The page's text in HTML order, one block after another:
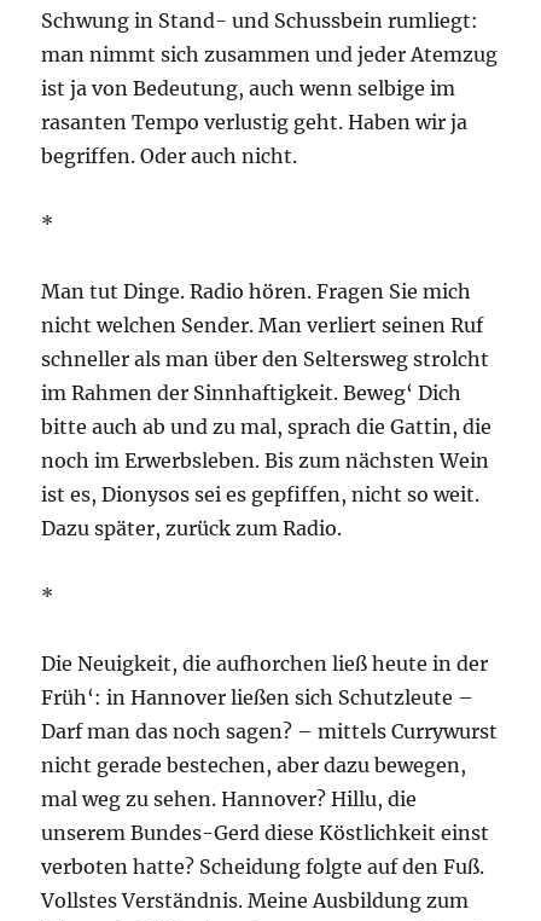
Schwung in Stand- und Schussbein rumliegt:
man nimmt sich zusammen und jeder Atemzug
ist ja von Bedeutung, auch wenn selbige im
rasanten Tempo verlustig geht. Haben wir ja
begriffen. Oder auch nicht.
*
Man tut Dinge. Radio hören. Fragen Sie mich
nicht welchen Sender. Man verliert seinen Ruf
schneller als man über den Seltersweg strolcht
im Rahmen der Sinnhaftigkeit. Beweg‘ Dich
bitte auch ab und zu mal, sprach die Gattin, die
noch im Erwerbsleben. Bis zum nächsten Wein
ist es, Dionysos sei es gepfiffen, nicht so weit.
Dazu später, zurück zum Radio.
*
Die Neuigkeit, die aufhorchen ließ heute in der
Früh‘: in Hannover ließen sich Schutzleute –
Darf man das noch sagen? – mittels Currywurst
nicht gerade bestechen, aber dazu bewegen,
mal weg zu sehen. Hannover? Hillu, die
unserem Bundes-Gerd diese Köstlichkeit einst
verboten hatte? Scheidung folgte auf den Fuß.
Vollstes Verständnis. Meine Ausbildung zum